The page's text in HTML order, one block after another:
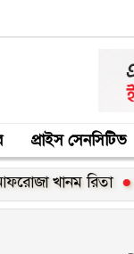
প্রাইস সেনসিটিভ
রিতা যুবদল